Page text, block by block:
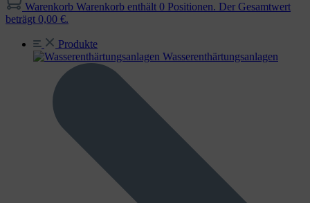
Warenkorb Warenkorb enthält 0 Positionen. Der Gesamtwert
beträgt 0,00 €.
Produkte
Wasser­enthärtungs­anlagen